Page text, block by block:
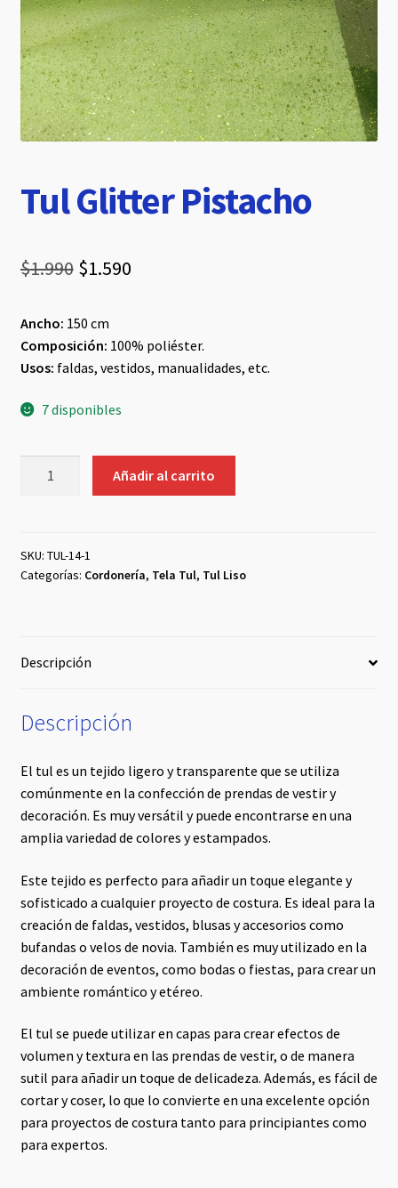
Tul Glitter Pistacho
$1.990 El
original
era:
$1.590El
es:
Ancho: 150 cm
Composición: 100% poliéster.
Usos: faldas, vestidos, manualidades, etc.
7 disponibles
Añadir al carrito
SKU: TUL-14-1
Categorías: Cordonería, Tela Tul, Tul Liso
Descripción
Descripción
El tul es un tejido ligero y transparente que se utiliza
comúnmente en la confección de prendas de vestir y
decoración. Es muy versátil y puede encontrarse en una
amplia variedad de colores y estampados.
Este tejido es perfecto para añadir un toque elegante y
sofisticado a cualquier proyecto de costura. Es ideal para la
creación de faldas, vestidos, blusas y accesorios como
bufandas o velos de novia. También es muy utilizado en la
decoración de eventos, como bodas o fiestas, para crear un
ambiente romántico y etéreo.
El tul se puede utilizar en capas para crear efectos de
volumen y textura en las prendas de vestir, o de manera
sutil para añadir un toque de delicadeza. Además, es fácil de
cortar y coser, lo que lo convierte en una excelente opción
para proyectos de costura tanto para principiantes como
para expertos.